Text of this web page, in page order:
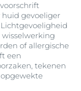
gevoeliger
of allergische
een
tekenen